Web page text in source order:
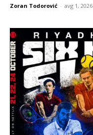
Zoran Todorović - avg 1, 2026